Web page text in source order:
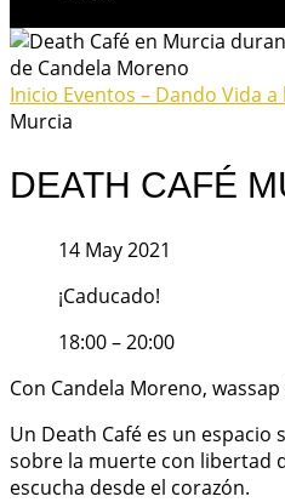
Inicio Eventos – Dando Vida
Murcia
DEATH CAFÉ
14 May 2021
¡Caducado!
18:00 – 20:00
Con Candela Moreno, wassap
Un Death Café es un
sobre la muerte con libertad
escucha desde el corazón.